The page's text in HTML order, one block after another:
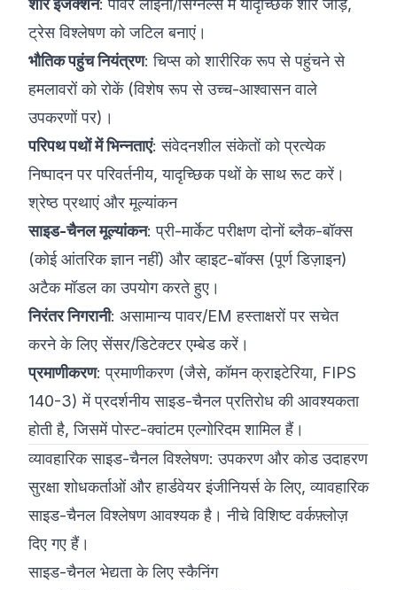
शोर इंजेक्शन: पावर लाइनों/सिग्नल्स में यादृच्छिक शोर जोड़ें,
ट्रेस विश्लेषण को जटिल बनाएं।
भौतिक पहुंच नियंत्रण: चिप्स को शारीरिक रूप से पहुंचने से
हमलावरों को रोकें (विशेष रूप से उच्च-आश्वासन वाले
उपकरणों पर)।
परिपथ पथों में भिन्नताएं: संवेदनशील संकेतों को प्रत्येक
निष्पादन पर परिवर्तनीय, यादृच्छिक पथों के साथ रूट करें।
श्रेष्ठ प्रथाएं और मूल्यांकन
साइड-चैनल मूल्यांकन: प्री-मार्केट परीक्षण दोनों ब्लैक-बॉक्स
(कोई आंतरिक ज्ञान नहीं) और व्हाइट-बॉक्स (पूर्ण डिज़ाइन)
अटैक मॉडल का उपयोग करते हुए।
निरंतर निगरानी: असामान्य पावर/EM हस्ताक्षरों पर सचेत
करने के लिए सेंसर/डिटेक्टर एम्बेड करें।
प्रमाणीकरण: प्रमाणीकरण (जैसे, कॉमन क्राइटेरिया, FIPS
140-3) में प्रदर्शनीय साइड-चैनल प्रतिरोध की आवश्यकता
होती है, जिसमें पोस्ट-क्वांटम एल्गोरिदम शामिल हैं।
व्यावहारिक साइड-चैनल विश्लेषण: उपकरण और कोड उदाहरण
सुरक्षा शोधकर्ताओं और हार्डवेयर इंजीनियर्स के लिए, व्यावहारिक
साइड-चैनल विश्लेषण आवश्यक है। नीचे विशिष्ट वर्कफ़्लोज़
दिए गए हैं।
साइड-चैनल भेद्यता के लिए स्कैनिंग